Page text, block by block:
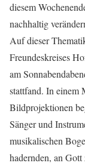
diesem
nachhaltig
Auf dieser
Freundeskreises
am
stattfand. In einem
Bildprojektionen
Sänger und
musikalischen
hadernden, an